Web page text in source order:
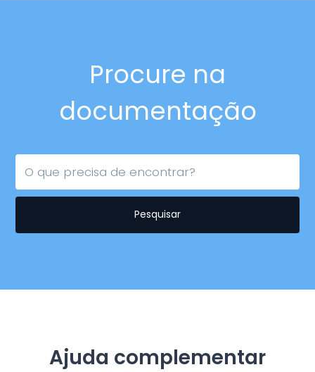
Procure na
documentação
Pesquisar
Ajuda complementar